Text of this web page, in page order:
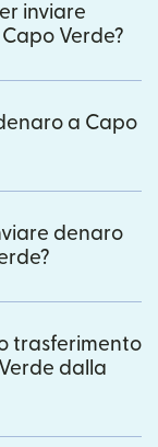
inviare
Verde?
a Capo
denaro
trasferimento
dalla